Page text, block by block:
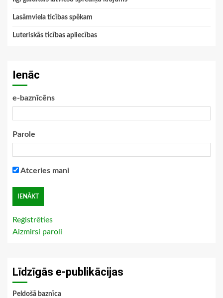
Lasāmviela ticības spēkam
Luteriskās ticības apliecības
Ienāc
e-baznīcēns
Parole
Atceries mani
Reģistrēties
Aizmirsi paroli
Līdzīgās e-publikācijas
Peldošā baznīca